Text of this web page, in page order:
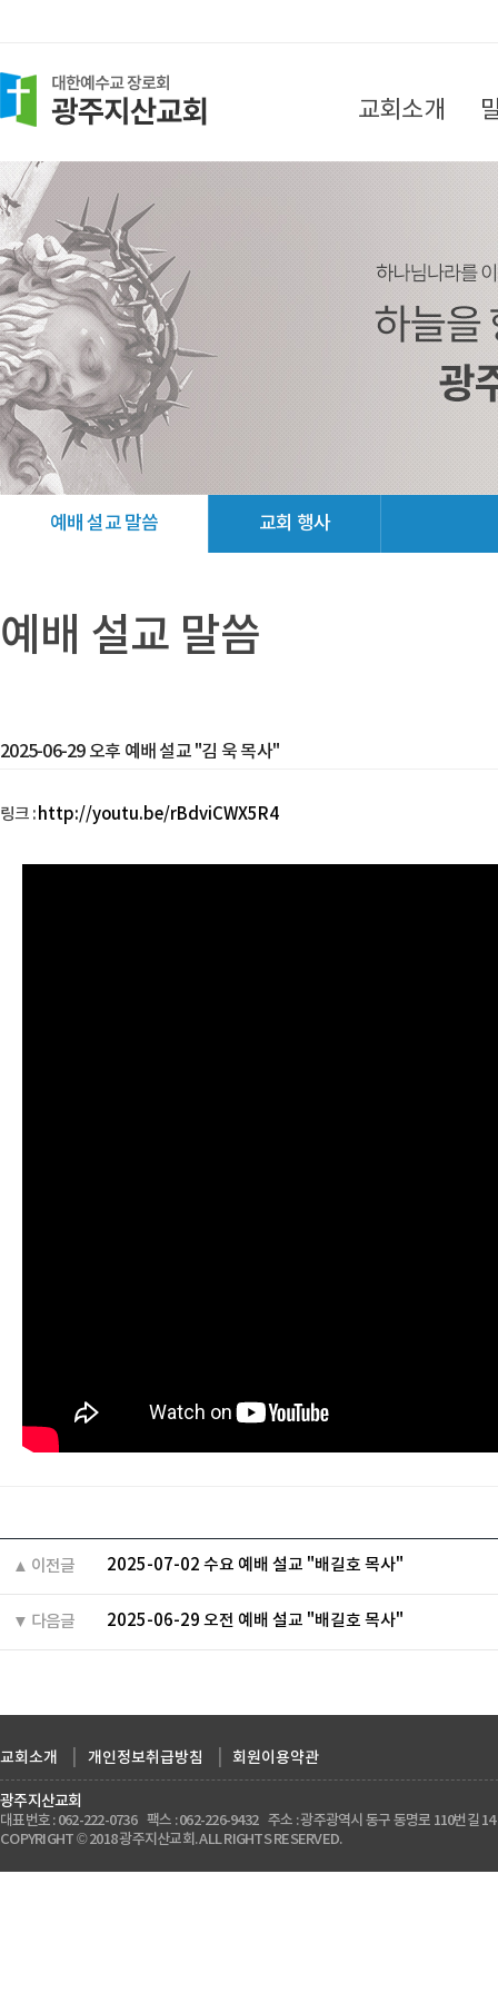
교회소개
찾아오시는 길
교회소식
예배 설교 말씀 교회 행사
예배 설교 말씀
2025-06-29 오후 예배 설교 "김 욱 목사"
링크 : http://youtu.be/rBdviCWX5R4
▲ 이전글 2025-07-02 수요 예배 설교 "배길호 목사"
▼ 다음글 2025-06-29 오전 예배 설교 "배길호 목사"
교회소개 개인정보취급방침 회원이용약관
광주지산교회
대표번호 : 062-222-0736 팩스 : 062-226-9432 주소 : 광주광역시 동구 동명로 110번길 14
COPYRIGHT © 2018 광주지산교회. ALL RIGHTS RESERVED.